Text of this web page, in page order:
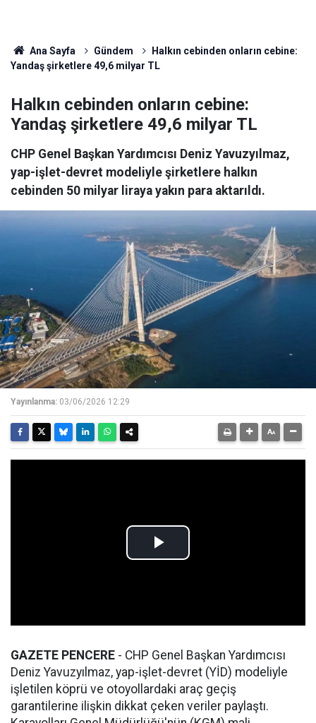
Ana Sayfa Gündem
Halkın cebinden onların cebine:
Yandaş şirketlere 49,6 milyar TL
Halkın cebinden onların cebine:
Yandaş şirketlere 49,6 milyar TL
CHP Genel Başkan Yardımcısı Deniz Yavuzyılmaz,
yap-işlet-devret modeliyle şirketlere halkın
cebinden 50 milyar liraya yakın para aktarıldı.
Yayınlanma: 03/06/2026 12:29
GAZETE PENCERE - CHP Genel Başkan Yardımcısı
Deniz Yavuzyılmaz, yap-işlet-devret (YİD) modeliyle
işletilen köprü ve otoyollardaki araç geçiş
garantilerine ilişkin dikkat çeken veriler paylaştı.